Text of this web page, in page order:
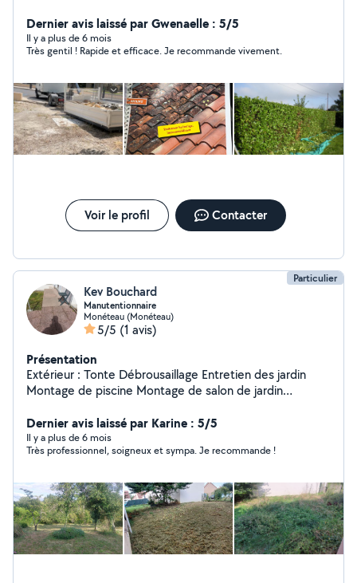
pelouse, etc. décapage de dallage et de muret
Débarras de branches et de gravas Vide maison (Cave,
grenier, Garage, etc). N'hésitez pas à me contacter
Dernier avis laissé par Gwenaelle : 5/5
Il y a plus de 6 mois
Très gentil ! Rapide et efficace. Je recommande vivement.
Voir le profil Contacter
Particulier
Kev Bouchard
Manutentionnaire
Monéteau (Monéteau)
5/5 (1 avis)
Présentation
Extérieur : Tonte Débrousaillage Entretien des jardin
Montage de piscine Montage de salon de jardin
Dernier avis laissé par Karine : 5/5
Il y a plus de 6 mois
Très professionnel, soigneux et sympa. Je recommande !